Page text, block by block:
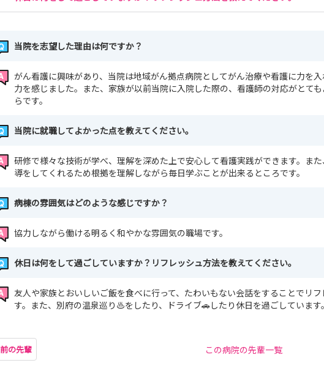
当院を志望した理由は何ですか？
がん看護に興味があり、当院は地域がん拠点病院としてがん治療や看護に力を
力を感じました。また、家族が以前当院に入院した際の、看護師の対応がとて
らです。
当院に就職してよかった点を教えてください。
研修で様々な技術が学べ、理解を深めた上で安心して看護実践ができます。ま
導をしてくれるため根拠を理解しながら毎日学ぶことが出来るところです。
病棟の雰囲気はどのような感じですか？
協力しながら働ける明るく和やかな雰囲気の職場です。
休日は何をして過ごしていますか？リフレッシュ方法を教えてください。
友人や家族とおいしいご飯を食べに行って、たわいもない会話をすることでリ
す。また、別府の温泉巡り♨️をしたり、ドライブ🚗したり休日を過ごしています。
前の先輩 この病院の先輩一覧